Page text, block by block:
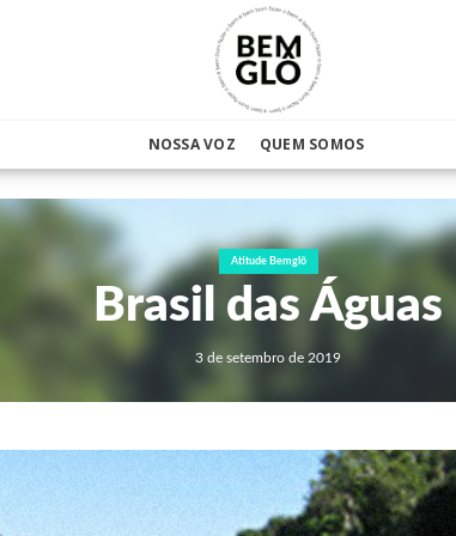
NOSSA VOZ QUEM SOMOS
Atitude Bemglô
Brasil das Águas
3 de setembro de 2019